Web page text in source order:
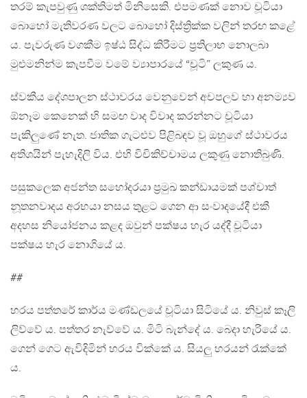
තරම් කැපවුණු ශක්තිමත් මිනිසෙකි. එපමණක් නොව චූටියා
බොහෝ මැතිවරණ වලට බොහෝ දිස්ත්‍රික්ක වලින් තරඟ කළේ
ය. පැවරුණ වගකීම ඉෂ්ඨ සිද්ධ කිරීමට ප්‍රතිලාභ නොලබා
මුළුමනින්ම කැපවීම වමේ ව්‍යාපාරයේ “චූටි” ලකුණ ය.
ස්වකීය දේශපාලන ස්ථාවරය වෙනුවෙන් අචපලව හා අනම්‍යව
ඕනෑම කෙනෙක් හි සමඟ වාද විවාද කරන්නට චූටියා
පැකිලුණේ නැත. ජාතික ගැටළුව පිළිබඳව වූ ඔහුගේ ස්ථාවරය
අතිශයින් පැහැදිලි විය. එහි විචිකිච්චාමය ලකුණු නොතිබුණි.
පසුකලෙක අජන්ත සහෝදරයා ප්‍රමුඛ කන්ඩායමක් පශ්චාත්
නූතනවාදය අරභයා නසය තුළට ගෙන ආ සංවාදයේදී එකී
අදහස නියෝජනය කළද ඔවුන් පක්ෂය හැර යද්දී චූටියා
පක්ෂය හැර නොගියේ ය.
##
හරය පත්තරේ කාර්ය මණ්ඩලයේ චූටියා සිටියේ ය. නිවුස් කෑලි
ලිව්වේ ය. පත්තර නැව්වේ ය. මිටි බැන්දේ ය. බෙදා හැරියේ ය.
ගෙන් ගෙට ඇවිදිමින් හරය වික්කේ ය. සියලු හරයන් රැක්කේ
ය.